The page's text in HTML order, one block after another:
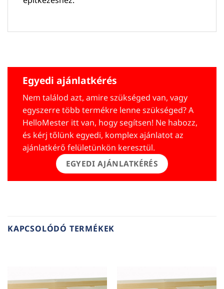
Egyedi ajánlatkérés
Nem találod azt, amire szükséged van, vagy
egyszerre több termékre lenne szükséged? A
HelloMester itt van, hogy segítsen! Ne habozz,
és kérj tőlünk egyedi, komplex ajánlatot az
ajánlatkérő felületünkön keresztül.
EGYEDI AJÁNLATKÉRÉS
KAPCSOLÓDÓ TERMÉKEK